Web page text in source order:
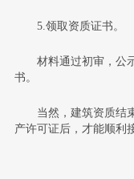
5.领取资质证书。
材料通过初审，公示
书。
当然，建筑资质结束
产许可证后，才能顺利